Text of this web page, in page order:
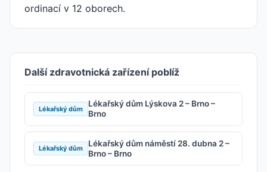
ordinací v 12 oborech.
Další zdravotnická zařízení poblíž
Lékařský dům
Lékařský dům Lýskova 2 – Brno –
Brno
Lékařský dům
Lékařský dům náměstí 28. dubna 2 –
Brno – Brno